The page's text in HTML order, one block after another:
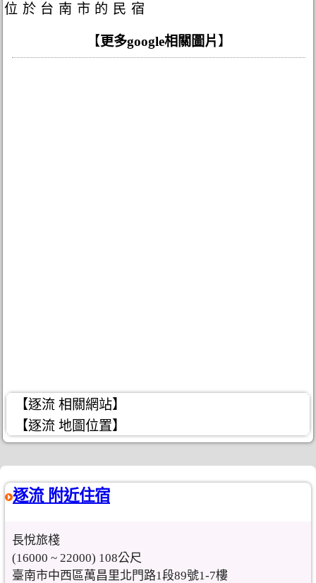
位於台南市的民宿
【更多google相關圖片 】
【逐流 相關網站】
【逐流 地圖位置】
逐流 附近住宿
長悅旅棧
(16000 ~ 22000) 108公尺
臺南市中西區萬昌里北門路1段89號1-7樓